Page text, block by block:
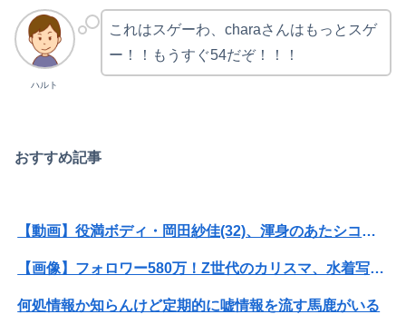
ハルト
これはスゲーわ、charaさんはもっとスゲ
ー！！もうすぐ54だぞ！！！
おすすめ記事
【動画】役満ボディ・岡田紗佳(32)、渾身のあたシコダンスwwwwwww
【画像】フォロワー580万！Z世代のカリスマ、水着写真集の発売決定wwwwwさくら、沖縄を舞台にカワイイが爆発！！！
何処情報か知らんけど定期的に嘘情報を流す馬鹿がいる